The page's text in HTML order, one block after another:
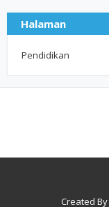
Halaman
Pendidikan
Created By